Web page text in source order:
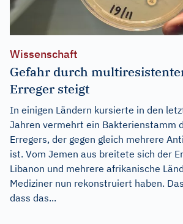
Wissenschaft
Gefahr durch
Erreger steigt
In einigen Ländern kursierte in den
Jahren vermehrt ein Bakterienstamm
Erregers, der gegen gleich mehrere
ist. Vom Jemen aus breitete sich der
Libanon und mehrere afrikanische
Mediziner nun rekonstruiert haben.
dass das...